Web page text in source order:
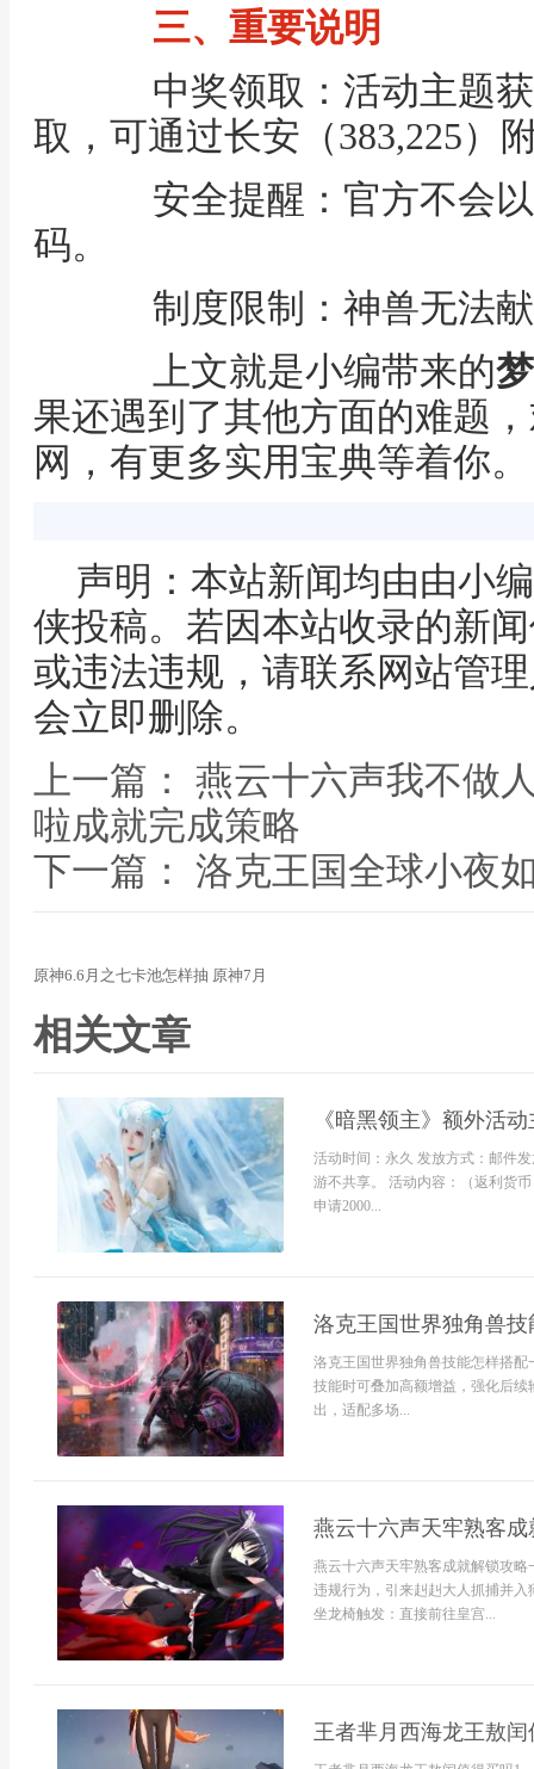
三、重要说明
中奖领取：活动主题获
取，可通过长安（383,225）
安全提醒：官方不会以
码。
制度限制：神兽无法献
上文就是小编带来的
果还遇到了其他方面的难题
网，有更多实用宝典等着你。
声明：本站新闻均由由小
侠投稿。若因本站收录的新
或违法违规，请联系网站管
会立即删除。
上一篇： 燕云十六声我不做
啦成就完成策略
下一篇： 洛克王国全球小夜
原神6.6月之七卡池怎样抽 原神7月
相关文章
《暗黑领主》额外活
活动时间：永久 发放方式：邮件
游不共享。 活动内容：（返利货
申请2000...
洛克王国世界独角兽
洛克王国世界独角兽技能怎样搭
技能时可叠加高额增益，强化后续
出，适配多场...
燕云十六声天牢熟客
燕云十六声天牢熟客成就解锁攻
违规行为，引来赳赳大人抓捕并
坐龙椅触发：直接前往皇宫...
王者芈月西海龙王敖